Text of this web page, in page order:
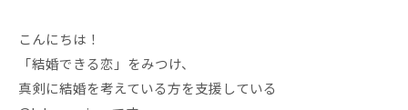
こんにちは！
「結婚できる恋」をみつけ、
真剣に結婚を考えている方を支援している